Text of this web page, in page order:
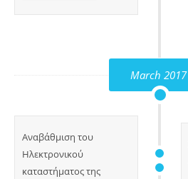
March 2017
Αναβάθμιση του
Ηλεκτρονικού
καταστήματος της